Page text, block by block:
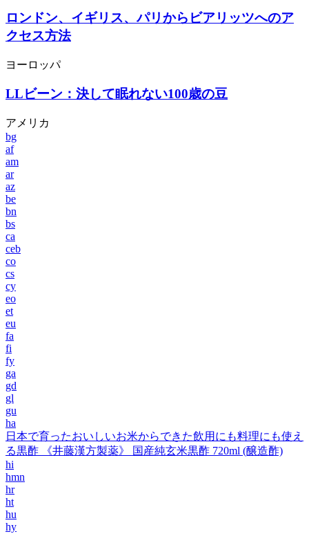
ロンドン、イギリス、パリからビアリッツへのア
クセス方法
ヨーロッパ
LLビーン：決して眠れない100歳の豆
アメリカ
bg
af
am
ar
az
be
bn
bs
ca
ceb
co
cs
cy
eo
et
eu
fa
fi
fy
ga
gd
gl
gu
ha
日本で育ったおいしいお米からできた飲用にも料理にも使え
る黒酢 《井藤漢方製薬》 国産純玄米黒酢 720ml (醸造酢)
hi
hmn
hr
ht
hu
hy